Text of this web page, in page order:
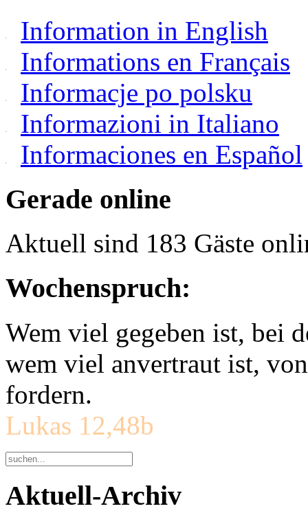
Information in English
Informations en Français
Informacje po polsku
Informazioni in Italiano
Informaciones en Español
Gerade online
Aktuell sind 183 Gäste
Wochenspruch:
Wem viel gegeben ist, bei
wem viel anvertraut ist,
fordern.
Lukas 12,48b
Aktuell-Archiv